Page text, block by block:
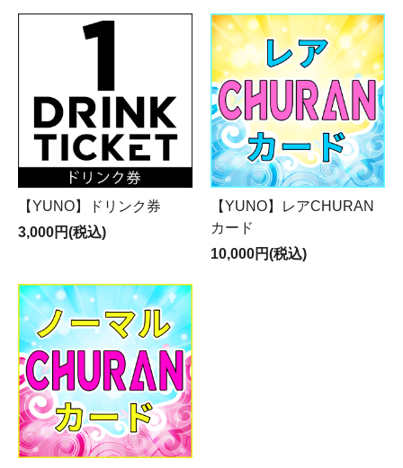
【YUNO】ドリンク券
3,000円(税込)
【YUNO】レアCHURAN
カード
10,000円(税込)